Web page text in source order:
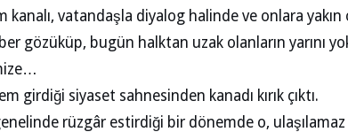
kanalı, vatandaşla diyalog halinde ve onlara yakın
gözüküp, bugün halktan uzak olanların yarını
girdiği siyaset sahnesinden kanadı kırık çıktı.
rüzgâr estirdiği bir dönemde o,